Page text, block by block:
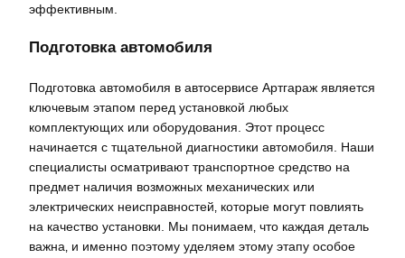
эффективным.
Подготовка автомобиля
Подготовка автомобиля в автосервисе Артгараж является
ключевым этапом перед установкой любых
комплектующих или оборудования. Этот процесс
начинается с тщательной диагностики автомобиля. Наши
специалисты осматривают транспортное средство на
предмет наличия возможных механических или
электрических неисправностей‚ которые могут повлиять
на качество установки. Мы понимаем‚ что каждая деталь
важна‚ и именно поэтому уделяем этому этапу особое